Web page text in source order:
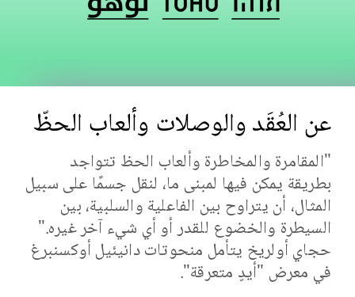
عن العُقَد والوصلات وألعاب الحظّ
"المقامرة والمخاطرة وألعاب الحظ تتواجد
بطريقة يمكن فيها لمبنى ما، لنقل جسمًا على سبيل
المثال، أن يتراوح بين الفاعلية والسلبية، بين
السيطرة والخضوع للقدر أو أي شيء آخر غيره."
حجاي أولريخ يتأمل منحوتات دانيئيل أوكسنبرغ
في معرض "أيدٍ متعرقة".